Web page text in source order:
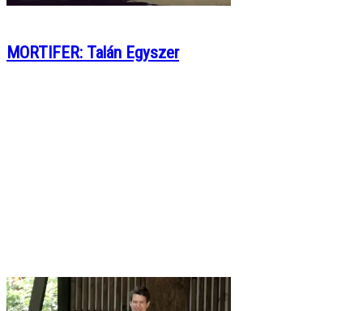
MORTIFER: Talán Egyszer